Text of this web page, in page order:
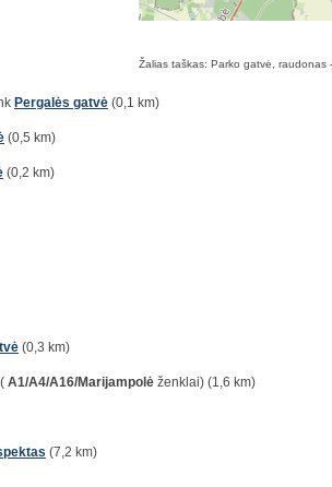
Žalias taškas: Parko gatvė, raudonas
Pergalės gatvė (0,1 km)
(0,5 km)
(0,2 km)
(0,3 km)
( A1/A4/A16/Marijampolė ženklai) (1,6 km)
(7,2 km)